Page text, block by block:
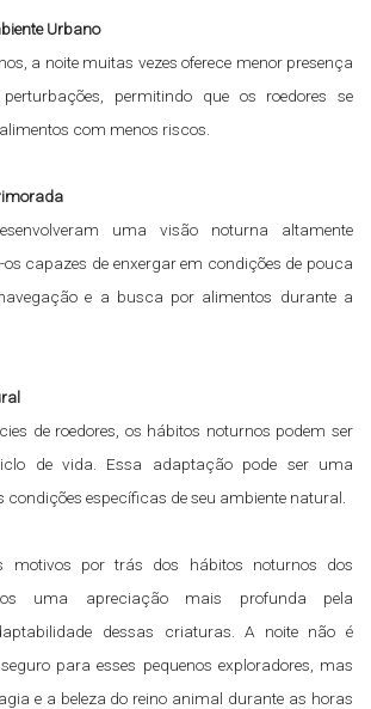
Urbano
a noite muitas vezes oferece menor presença
permitindo que os roedores se
com menos riscos.
uma visão noturna altamente
capazes de enxergar em condições de pouca
e a busca por alimentos durante a
de roedores, os hábitos noturnos podem ser
de vida. Essa adaptação pode ser uma
condições específicas de seu ambiente natural.
motivos por trás dos hábitos noturnos dos
uma apreciação mais profunda pela
dessas criaturas. A noite não é
para esses pequenos exploradores, mas
e a beleza do reino animal durante as horas